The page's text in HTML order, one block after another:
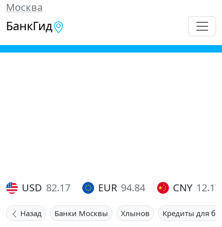
Москва
БанкГид
USD 82.17 EUR 94.84 CNY 12.17
Назад Банки Москвы Хлынов Кредиты для